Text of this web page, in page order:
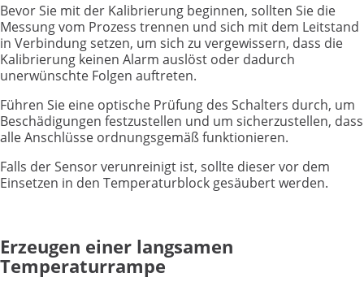
Bevor Sie mit der Kalibrierung beginnen, sollten Sie die
Messung vom Prozess trennen und sich mit dem Leitstand
in Verbindung setzen, um sich zu vergewissern, dass die
Kalibrierung keinen Alarm auslöst oder dadurch
unerwünschte Folgen auftreten.
Führen Sie eine optische Prüfung des Schalters durch, um
Beschädigungen festzustellen und um sicherzustellen, dass
alle Anschlüsse ordnungsgemäß funktionieren.
Falls der Sensor verunreinigt ist, sollte dieser vor dem
Einsetzen in den Temperaturblock gesäubert werden.
Erzeugen einer langsamen
Temperaturrampe